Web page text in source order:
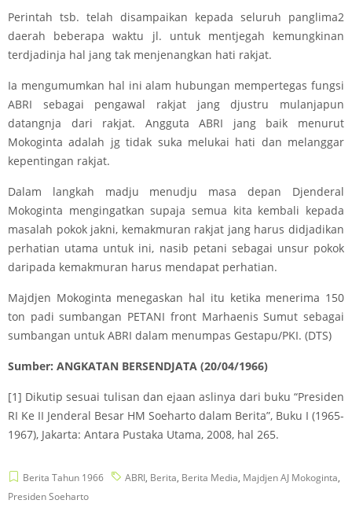
Perintah tsb. telah disampaikan kepada seluruh panglima2
daerah beberapa waktu jl. untuk mentjegah kemungkinan
terdjadinja hal jang tak menjenangkan hati rakjat.
Ia mengumumkan hal ini alam hubungan mempertegas fungsi
ABRI sebagai pengawal rakjat jang djustru mulanjapun
datangnja dari rakjat. Angguta ABRI jang baik menurut
Mokoginta adalah jg tidak suka melukai hati dan melanggar
kepentingan rakjat.
Dalam langkah madju menudju masa depan Djenderal
Mokoginta mengingatkan supaja semua kita kembali kepada
masalah pokok jakni, kemakmuran rakjat jang harus didjadikan
perhatian utama untuk ini, nasib petani sebagai unsur pokok
daripada kemakmuran harus mendapat perhatian.
Majdjen Mokoginta menegaskan hal itu ketika menerima 150
ton padi sumbangan PETANI front Marhaenis Sumut sebagai
sumbangan untuk ABRI dalam menumpas Gestapu/PKI. (DTS)
Sumber: ANGKATAN BERSENDJATA (20/04/1966)
[1] Dikutip sesuai tulisan dan ejaan aslinya dari buku “Presiden
RI Ke II Jenderal Besar HM Soeharto dalam Berita”, Buku I (1965-
1967), Jakarta: Antara Pustaka Utama, 2008, hal 265.
Berita Tahun 1966 ABRI, Berita, Berita Media, Majdjen AJ Mokoginta,
Presiden Soeharto